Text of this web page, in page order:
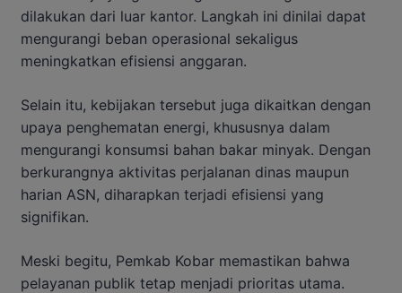
dilakukan dari luar kantor. Langkah ini dinilai dapat
mengurangi beban operasional sekaligus
meningkatkan efisiensi anggaran.
Selain itu, kebijakan tersebut juga dikaitkan dengan
upaya penghematan energi, khususnya dalam
mengurangi konsumsi bahan bakar minyak. Dengan
berkurangnya aktivitas perjalanan dinas maupun
harian ASN, diharapkan terjadi efisiensi yang
signifikan.
Meski begitu, Pemkab Kobar memastikan bahwa
pelayanan publik tetap menjadi prioritas utama.